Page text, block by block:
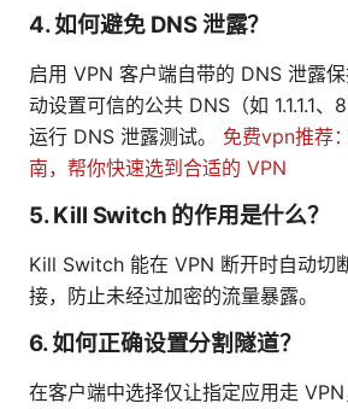
4. 如何避免 DNS 泄露？
启用 VPN 客户端自带的 DNS 泄露
动设置可信的公共 DNS（如 1.1.1.1
运行 DNS 泄露测试。 免费vpn推荐
南，帮你快速选到合适的 VPN
5. Kill Switch 的作用是什么？
Kill Switch 能在 VPN 断开时自动切
接，防止未经过加密的流量暴露。
6. 如何正确设置分割隧道？
在客户端中选择仅让指定应用走